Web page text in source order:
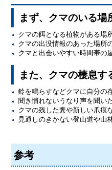
まず、クマのいる場
クマの餌となる植物がある場
クマの出没情報のあった場所
クマと出会いやすい時間帯の
また、クマの棲息す
鈴を鳴らすなどクマに自分の
聞き慣れないうなり声を聞い
クマの残した糞や新しい爪痕
見通しのきかない登山道や山
参考